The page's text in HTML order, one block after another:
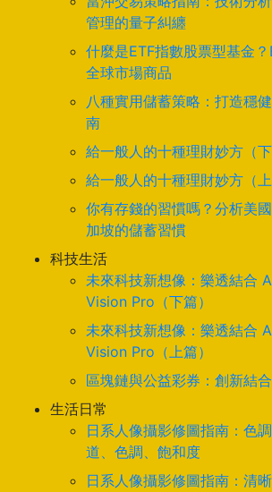
管理的量子糾纏
什麼是ETF指數股票型基金
全球市場商品
八種實用儲蓄策略：打造穩
南
給一般人的十種理財妙方（下
給一般人的十種理財妙方（上
你有存錢的習慣嗎？分析美
加坡的儲蓄習慣
科技生活
未來科技新想像：樂透結合
Vision Pro（下篇）
未來科技新想像：樂透結合
Vision Pro（上篇）
區塊鏈與公益彩券：創新結
生活日常
日系人像攝影修圖指南：色
道、色調、飽和度
日系人像攝影修圖指南：清